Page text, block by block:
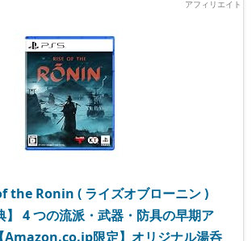
the Ronin ( ライズオブローニン )
】 4 つの流派・武器・防具の早期ア
Amazon.co.jp限定】オリジナル湯呑